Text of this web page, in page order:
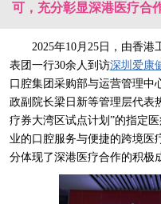
可，充分彰显深港医疗合
2025年10月25日，由香
表团一行30余人到访深圳爱康
口腔集团采购部与运营管理中
政副院长梁日新等管理层代表
疗券大湾区试点计划”的指定
业的口腔服务与便捷的跨境医
分体现了深港医疗合作的积极